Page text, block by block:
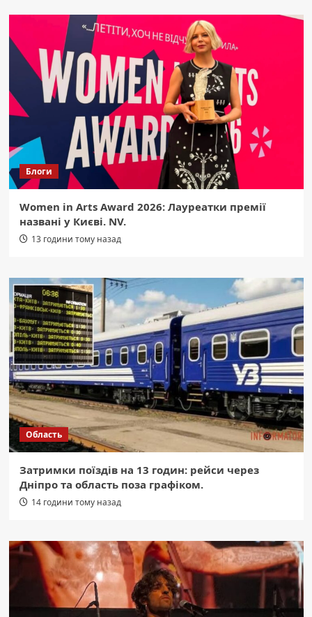
Блоги
Women in Arts Award 2026: Лауреатки премії
названі у Києві. NV.
13 години тому назад
Область
Затримки поїздів на 13 годин: рейси через
Дніпро та область поза графіком.
14 години тому назад